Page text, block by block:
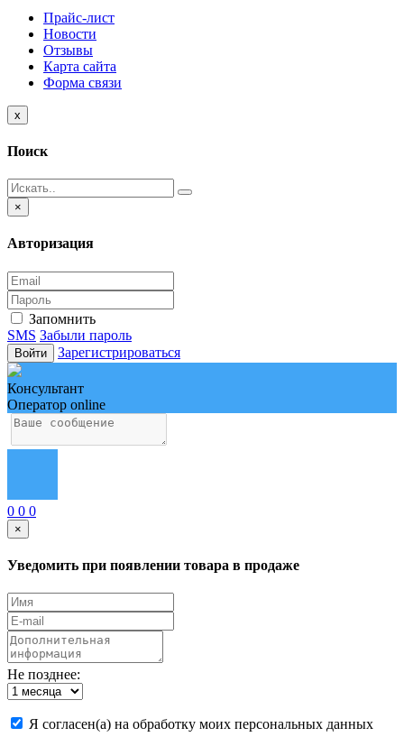
Прайс-лист
Новости
Отзывы
Карта сайта
Форма связи
x
Поиск
×
Авторизация
Запомнить
SMS Забыли пароль
Войти Зарегистрироваться
Консультант
Оператор online
0 0 0
×
Уведомить при появлении товара в продаже
Не позднее:
Я согласен(а) на обработку моих персональных данных